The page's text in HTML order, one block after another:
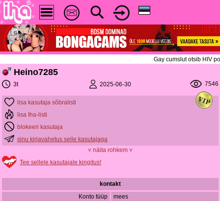
Gay cumslut otsib HIV
Heino7285
3t 2025-06-30 7546
lisa kasutaja sõbralisti
lisa Iha-listi
blokeeri kasutaja
sinu kirjavahetus selle kasutajaga
˅ näita rohkem ˅
Tee sellele kasutajale kingitus!
kontakt
Konto tüüp
mees